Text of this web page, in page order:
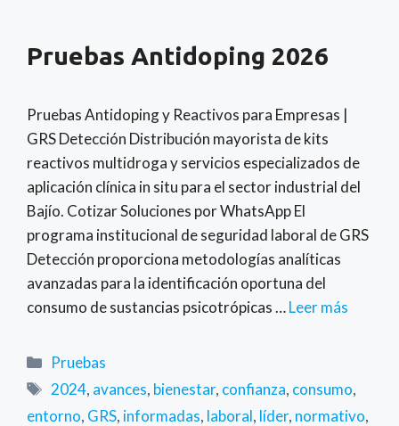
Pruebas Antidoping 2026
Pruebas Antidoping y Reactivos para Empresas |
GRS Detección Distribución mayorista de kits
reactivos multidroga y servicios especializados de
aplicación clínica in situ para el sector industrial del
Bajío. Cotizar Soluciones por WhatsApp El
programa institucional de seguridad laboral de GRS
Detección proporciona metodologías analíticas
avanzadas para la identificación oportuna del
consumo de sustancias psicotrópicas …Leer más
Categorías
Pruebas
Etiquetas
2024, avances, bienestar, confianza, consumo,
entorno, GRS, informadas, laboral, líder, normativo,